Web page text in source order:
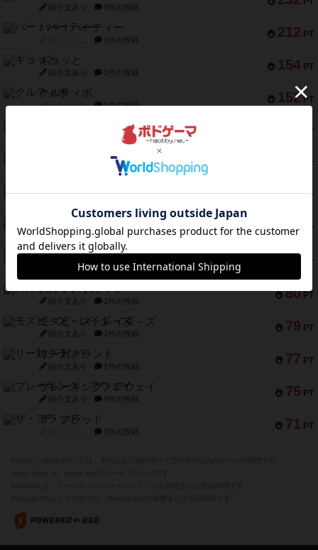
紹介文あり 4件の投稿
212 PT
バー！パーティー
1件の投稿
154 PT
ギョッと
紹介文あり 1件の投稿
152 PT
クルティボ
紹介文なし 1件の投稿
PT
1件の投稿
PT
ドブル：ポケットモンスター
4件の投稿
118 PT
ジャンヌ・ダルク-オルレアン ドロー＆ライト
94 PT
ファースト・イン・フライト
紹介文あり 3件の投稿
88 PT
ダイススローン
紹介文なし 1件の投稿
80 PT
ガルフストライク
紹介文あり 1件の投稿
79 PT
モズビ－ズ・レイダ－ズ
紹介文あり 1件の投稿
77 PT
リー対グラント
紹介文あり 1件の投稿
75 PT
ブレーキング・アウェイ
紹介文あり 4件の投稿
71 PT
ザ・フラッド
1件の投稿